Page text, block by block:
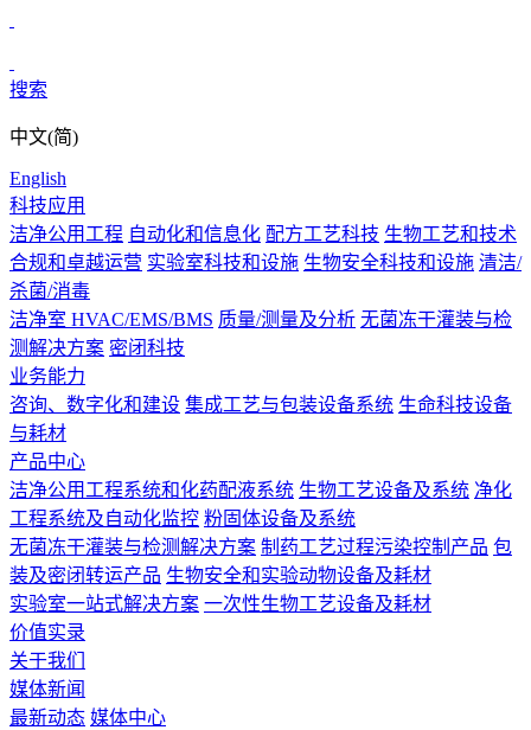
搜索
中文(简)
English
科技应用
洁净公用工程 自动化和信息化 配方工艺科技 生物工艺和技术
合规和卓越运营 实验室科技和设施 生物安全科技和设施 清洁/
杀菌/消毒
洁净室 HVAC/EMS/BMS 质量/测量及分析 无菌冻干灌装与检
测解决方案 密闭科技
业务能力
咨询、数字化和建设 集成工艺与包装设备系统 生命科技设备
与耗材
产品中心
洁净公用工程系统和化药配液系统 生物工艺设备及系统 净化
工程系统及自动化监控 粉固体设备及系统
无菌冻干灌装与检测解决方案 制药工艺过程污染控制产品 包
装及密闭转运产品 生物安全和实验动物设备及耗材
实验室一站式解决方案 一次性生物工艺设备及耗材
价值实录
关于我们
媒体新闻
最新动态 媒体中心